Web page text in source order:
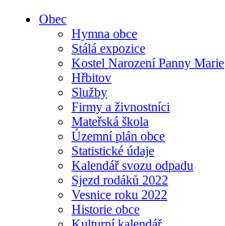
Obec
Hymna obce
Stálá expozice
Kostel Narození Panny Marie
Hřbitov
Služby
Firmy a živnostníci
Mateřská škola
Územní plán obce
Statistické údaje
Kalendář svozu odpadu
Sjezd rodáků 2022
Vesnice roku 2022
Historie obce